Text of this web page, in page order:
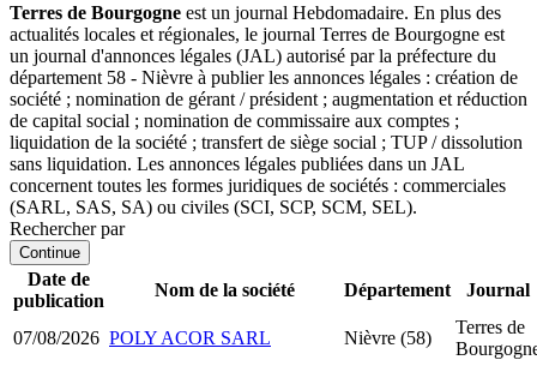
Terres de Bourgogne est un journal Hebdomadaire. En plus des
actualités locales et régionales, le journal Terres de Bourgogne est
un journal d'annonces légales (JAL) autorisé par la préfecture du
département 58 - Nièvre à publier les annonces légales : création de
société ; nomination de gérant / président ; augmentation et réduction
de capital social ; nomination de commissaire aux comptes ;
liquidation de la société ; transfert de siège social ; TUP / dissolution
sans liquidation. Les annonces légales publiées dans un JAL
concernent toutes les formes juridiques de sociétés : commerciales
(SARL, SAS, SA) ou civiles (SCI, SCP, SCM, SEL).
Rechercher par
Continue
Date de
publication
Nom de la société Département Journal
07/08/2026 POLY ACOR SARL Nièvre (58)
Terres de